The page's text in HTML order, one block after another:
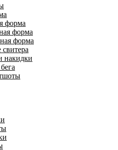
форма
форма
форма